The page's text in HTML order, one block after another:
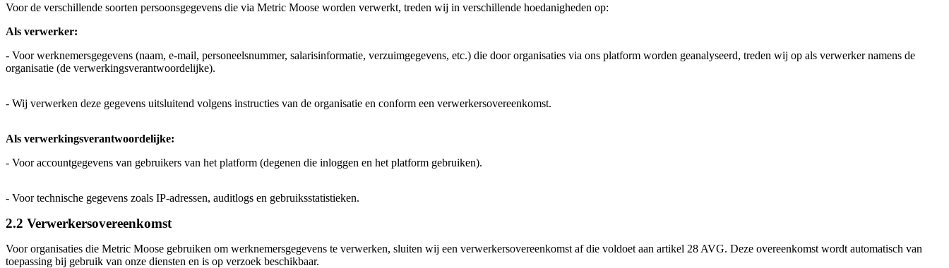
Voor de verschillende soorten persoonsgegevens die via Metric Moose worden verwerkt, treden wij in verschillende hoedanigheden op:
Als verwerker:
- Voor werknemersgegevens (naam, e-mail, personeelsnummer, salarisinformatie, verzuimgegevens, etc.) die door organisaties via ons platform worden geanalyseerd, treden wij op als verwerker namens de
organisatie (de verwerkingsverantwoordelijke).
- Wij verwerken deze gegevens uitsluitend volgens instructies van de organisatie en conform een verwerkersovereenkomst.
Als verwerkingsverantwoordelijke:
- Voor accountgegevens van gebruikers van het platform (degenen die inloggen en het platform gebruiken).
- Voor technische gegevens zoals IP-adressen, auditlogs en gebruiksstatistieken.
2.2 Verwerkersovereenkomst
Voor organisaties die Metric Moose gebruiken om werknemersgegevens te verwerken, sluiten wij een verwerkersovereenkomst af die voldoet aan artikel 28 AVG. Deze overeenkomst wordt automatisch van
toepassing bij gebruik van onze diensten en is op verzoek beschikbaar.